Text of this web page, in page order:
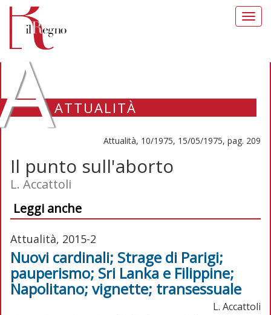
ATTUALITÀ
Attualità, 10/1975, 15/05/1975, pag. 209
Il punto sull'aborto
L. Accattoli
Leggi anche
Attualità, 2015-2
Nuovi cardinali; Strage di Parigi;
pauperismo; Sri Lanka e Filippine;
Napolitano; vignette; transessuale
L. Accattoli